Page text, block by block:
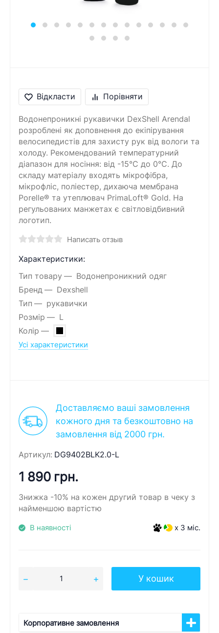
Відкласти Порівняти
Водонепроникні рукавички DexShell Arendal
розроблені як доповнення до екіпірування
велосипедистів для захисту рук від вологи та
холоду. Рекомендований температурний
діапазон для носіння: від -15°C до 0°C. До
складу матеріалу входять мікрофібра,
мікрофліс, поліестер, дихаюча мембрана
Porelle® та утеплювач PrimaLoft® Gold. На
регульованих манжетах є світловідбивний
логотип.
Написать отзыв
Характеристики:
Тип товару
Водонепроникний одяг
Бренд
Dexshell
Тип
рукавички
Розмір
L
Колір
Усі характеристики
Доставляємо ваші замовлення
кожного дня та безкоштовно на
замовлення від 2000 грн.
Артикул: DG9402BLK2.0-L
1 890 грн.
Знижка -10% на кожен другий товар в чеку з
найменшою вартістю
В наявності x 3 міс.
У кошик
Корпоративне замовлення